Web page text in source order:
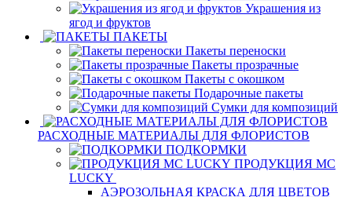
Украшения из
ягод и фруктов
ПАКЕТЫ
Пакеты переноски
Пакеты прозрачные
Пакеты с окошком
Подарочные пакеты
Сумки для композиций
РАСХОДНЫЕ МАТЕРИАЛЫ ДЛЯ ФЛОРИСТОВ
ПОДКОРМКИ
ПРОДУКЦИЯ MC
LUCKY
АЭРОЗОЛЬНАЯ КРАСКА ДЛЯ ЦВЕТОВ